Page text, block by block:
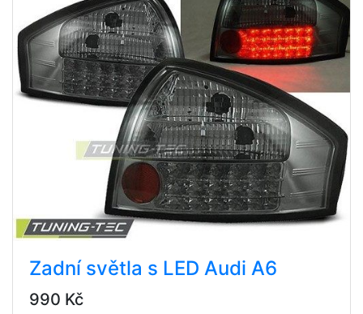
Zadní světla s LED Audi A6
990 Kč